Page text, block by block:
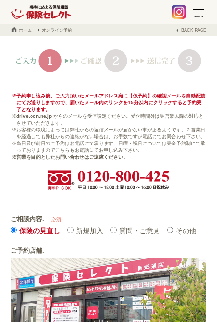
札幌 保険の不安や疑問、お気軽に何でもご相談ください。保険見
当社でご契約中のお客様へ
取扱保険会社
会社案内
不動産事業の紹介
ブログ
menu
ホーム オンライン予約 BACK PAGE
予約申し込み後、ご入力頂いたメールアドレス宛に【仮予約】の確認メールを自動配信
にてお送りしますので、届いたメール内のリンクを15分以内にクリックすると予約完
了となります。
drive.ocn.ne.jp からのメールを受信設定ください。受付時間外は翌営業以降の対応と
させていただきます。
お客様の環境によっては弊社からの返信メールが届かない事があるようです。２営業日
を経過しても弊社からの連絡がない場合は、お手数ですが電話にてお問合わせ下さい。
当日及び前日のご予約はお電話にて承ります。日曜・祝日については完全予約制にて承
っておりますのでこちらもお電話にてお申し込み下さい。
営業を目的としたお問い合わせはご遠慮ください。
ご相談内容. 必須
保険の見直し 新規加入 質問・ご意見 その他
ご予約店舗.